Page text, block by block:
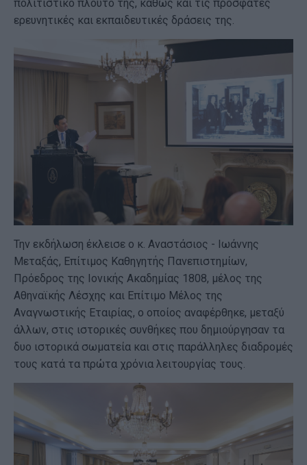
πολιτιστικό πλούτο της, καθώς και τις πρόσφατες
ερευνητικές και εκπαιδευτικές δράσεις της.
Την εκδήλωση έκλεισε ο κ. Αναστάσιος - Ιωάννης
Μεταξάς, Επίτιμος Καθηγητής Πανεπιστημίων,
Πρόεδρος της Ιονικής Ακαδημίας 1808, μέλος της
Αθηναϊκής Λέσχης και Επίτιμο Μέλος της
Αναγνωστικής Εταιρίας, o οποίος αναφέρθηκε, μεταξύ
άλλων, στις ιστορικές συνθήκες που δημιούργησαν τα
δυο ιστορικά σωματεία και στις παράλληλες διαδρομές
τους κατά τα πρώτα χρόνια λειτουργίας τους.